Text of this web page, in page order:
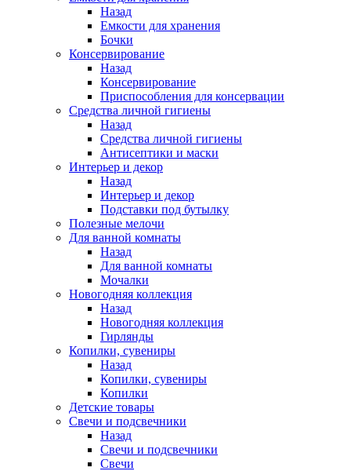
Назад
Емкости для хранения
Бочки
Консервирование
Назад
Консервирование
Приспособления для консервации
Средства личной гигиены
Назад
Средства личной гигиены
Антисептики и маски
Интерьер и декор
Назад
Интерьер и декор
Подставки под бутылку
Полезные мелочи
Для ванной комнаты
Назад
Для ванной комнаты
Мочалки
Новогодняя коллекция
Назад
Новогодняя коллекция
Гирлянды
Копилки, сувениры
Назад
Копилки, сувениры
Копилки
Детские товары
Свечи и подсвечники
Назад
Свечи и подсвечники
Свечи